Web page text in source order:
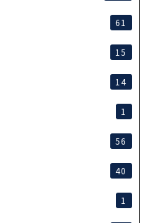
61
15
14
1
56
40
1